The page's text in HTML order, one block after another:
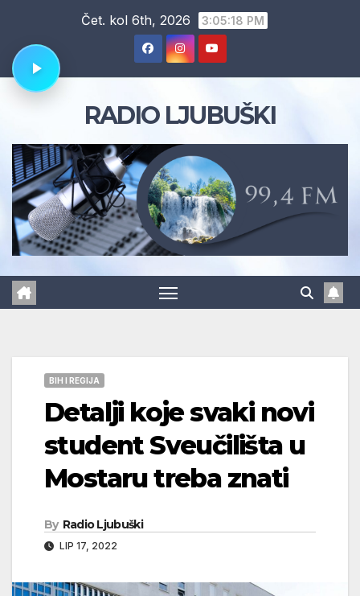
content
Čet. kol 6th, 2026 3:05:19 PM
RADIO LJUBUŠKI
BIH I REGIJA
Detalji koje svaki novi
student Sveučilišta u
Mostaru treba znati
By Radio Ljubuški
LIP 17, 2022